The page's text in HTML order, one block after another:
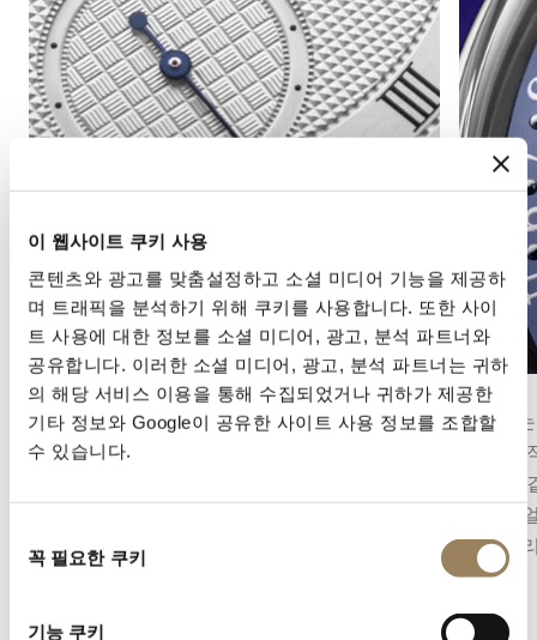
이 웹사이트 쿠키 사용
콘텐츠와 광고를 맞춤설정하고 소셜 미디어 기능을 제공하
며 트래픽을 분석하기 위해 쿠키를 사용합니다. 또한 사이
트 사용에 대한 정보를 소셜 미디어, 광고, 분석 파트너와
공유합니다. 이러한 소셜 미디어, 광고, 분석 파트너는 귀하
의 해당 서비스 이용을 통해 수집되었거나 귀하가 제공한
기타 정보와 Google이 공유한 사이트 사용 정보를 조합할
수 있습니다.
꼭 필요한 쿠키
기능 쿠키
세컨즈 디스플레이
세컨즈 디스플레이는 시간의 흐름을 정밀하게 파
악할 수 있게 해줍니다. 무브먼트의 구조에 따라
캘린더
캘린더
로, 일
됩니다
와 다
는 컴플